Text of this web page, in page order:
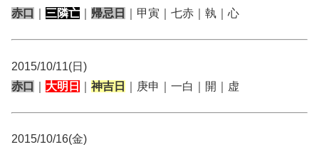
赤口
三隣亡 帰忌日 ｜甲寅｜七赤｜執｜心
2015/10/11(日)
赤口
大明日 神吉日 ｜庚申｜一白｜開｜虚
2015/10/16(金)